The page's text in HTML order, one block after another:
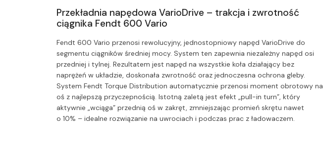
Przekładnia napędowa VarioDrive – trakcja i zwrotność
ciągnika Fendt 600 Vario
Fendt 600 Vario przenosi rewolucyjny, jednostopniowy napęd VarioDrive do
segmentu ciągników średniej mocy. System ten zapewnia niezależny napęd osi
przedniej i tylnej. Rezultatem jest napęd na wszystkie koła działający bez
naprężeń w układzie, doskonała zwrotność oraz jednoczesna ochrona gleby.
System Fendt Torque Distribution automatycznie przenosi moment obrotowy na
oś z najlepszą przyczepnością. Istotną zaletą jest efekt „pull-in turn”, który
aktywnie „wciąga” przednią oś w zakręt, zmniejszając promień skrętu nawet
o 10% – idealne rozwiązanie na uwrociach i podczas prac z ładowaczem.